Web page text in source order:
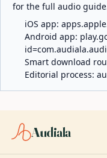
for the full audio
iOS app:
Android app:
Smart download
Editorial process:
Audiala